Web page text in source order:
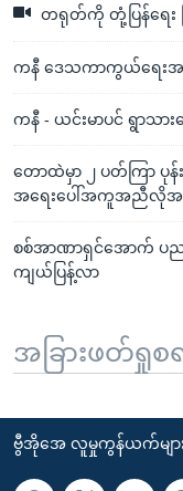
တရုတ်ကို တုံ့ပြန်ရေး
ကနီ ဒေသကာကွယ်ရေးအ
ကနီ - ယင်းမာပင် ရွာသ
တောထဲမှာ ၂ ပတ်ကြာ ပုန်
အရေးပေါ်အကူအညီလိုအ
စစ်အာဏာရှင်အောက် ပည
ကျယ်ပြန့်လာ
အခြားဖတ်ရှုစရ
ဗွီအိုအေ လူမှုကွန်ယက်မျာ